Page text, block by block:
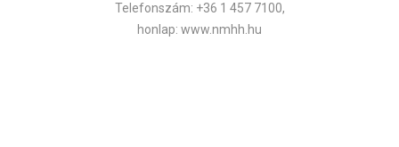
Telefonszám: +36 1 457 7100,
honlap: www.nmhh.hu